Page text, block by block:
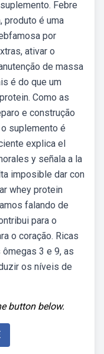
Febre
produto é uma
por
ativar o
de massa
é do que um
Como as
e construção
suplemento é
explica el
y señala a la
imposible dar con
whey protein
falando de
para o
o coração. Ricas
3 e 9, as
os níveis de
button below.